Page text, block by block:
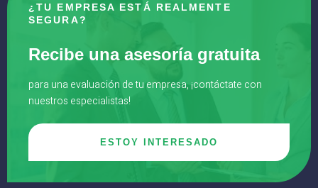
¿TU EMPRESA ESTÁ REALMENTE
SEGURA?
Recibe una asesoría gratuita
para una evaluación de tu empresa, ¡contáctate con
nuestros especialistas!
ESTOY INTERESADO